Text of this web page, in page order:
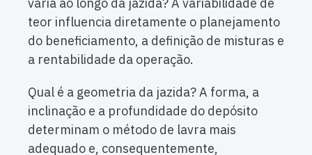
varia ao longo da jazida? A variabilidade de
teor influencia diretamente o planejamento
do beneficiamento, a definição de misturas e
a rentabilidade da operação.
Qual é a geometria da jazida? A forma, a
inclinação e a profundidade do depósito
determinam o método de lavra mais
adequado e, consequentemente,